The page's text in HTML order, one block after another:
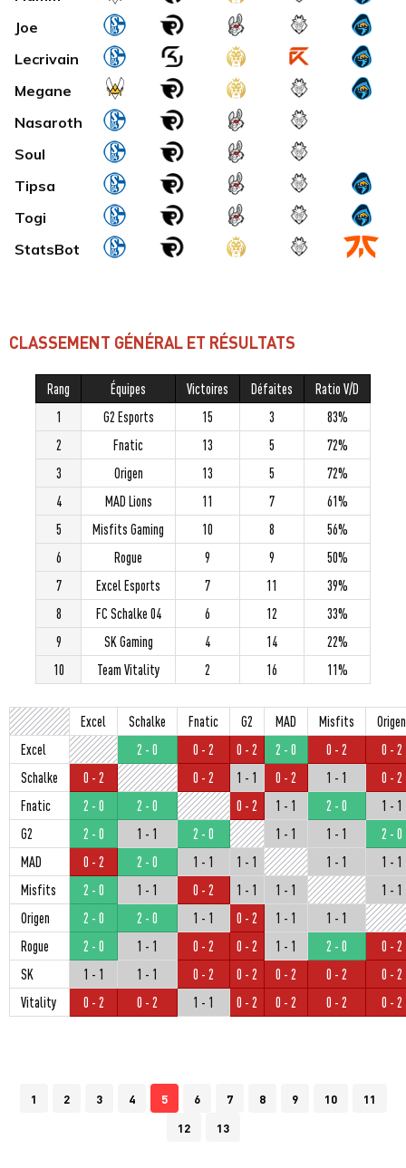
Joe
Lecrivain
Megane
Nasaroth
Soul
Tipsa
Togi
StatsBot
CLASSEMENT GÉNÉRAL ET RÉSULTATS
Rang Équipes Victoires Défaites
Ratio V/D
1
G2 Esports 15 3
83%
2
Fnatic 13 5
72%
3
Origen 13 5
72%
4
MAD Lions 11 7
61%
5
Misfits Gaming 10 8
56%
6
Rogue 9 9
50%
7
Excel Esports 7 11
39%
8
FC Schalke 04 6 12
33%
9
SK Gaming 4 14
22%
10
Team Vitality 2 16 11%
Excel Schalke Fnatic G2 MAD Misfits
Origen
Excel
2 - 0 0 - 2 0 - 2 2 - 0 0 - 2
0 - 2
Schalke
0 - 2 0 - 2 1 - 1 0 - 2 1 - 1
0 - 2
Fnatic
2 - 0 2 - 0 0 - 2 1 - 1 2 - 0
1 - 1
G2
2 - 0 1 - 1 2 - 0 1 - 1 1 - 1
2 - 0
MAD
0 - 2 2 - 0 1 - 1 1 - 1 1 - 1
1 - 1
Misfits
2 - 0 1 - 1 0 - 2 1 - 1 1 - 1
1 - 1
Origen
2 - 0 2 - 0 1 - 1 0 - 2 1 - 1
1 - 1
Rogue
2 - 0 1 - 1 0 - 2 0 - 2 1 - 1 2 - 0
0 - 2
SK
1 - 1 1 - 1 0 - 2 0 - 2 0 - 2 0 - 2
0 - 2
Vitality
0 - 2 0 - 2 1 - 1 0 - 2 0 - 2 0 - 2 0 - 2
1 2 3 4 5 6 7 8 9 10
11
12
13